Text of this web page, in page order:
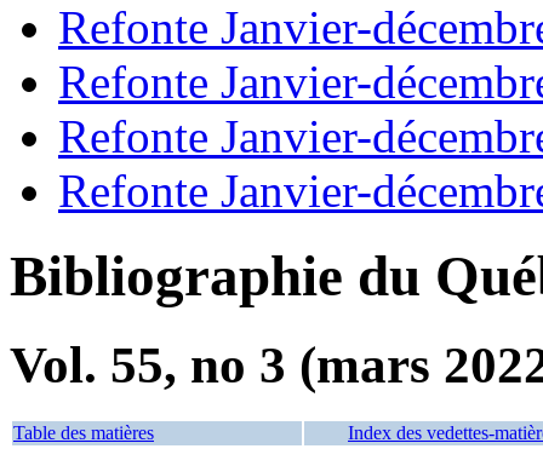
Refonte Janvier-
Refonte Janvier-
Refonte Janvier-
Refonte Janvier-
Bibliographie du
Vol. 55, no 3 (mars
Table des matières Index des vedettes-